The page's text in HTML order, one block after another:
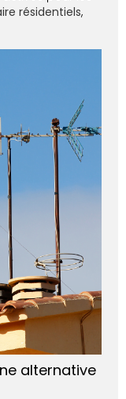
résidentiels,
alternative